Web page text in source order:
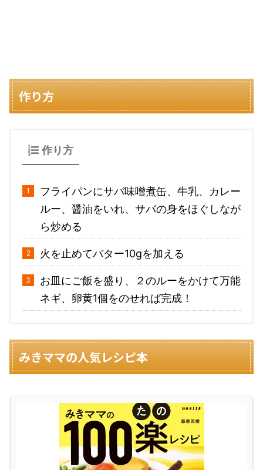
作り方
作り方
フライパンにサバ味噌煮缶、牛乳、カレー
ルー、醤油をいれ、サバの身をほぐしなが
ら炒める
火を止めてバター10gを加える
お皿にご飯を盛り、２のルーをかけて万能
ネギ、卵黄1個をのせれば完成！
みきママの人気レシピ本